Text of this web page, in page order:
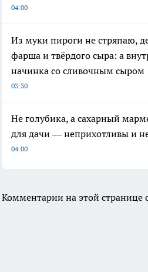
04:00
Из муки пироги не стряпаю,
фарша и твёрдого сыра: а
начинка со сливочным сыром
03:30
Не голубика, а сахарный
для дачи — неприхотливы и
04:00
Комментарии на этой странице